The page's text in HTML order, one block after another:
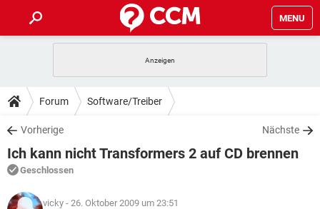
MENU
ANDROID IOS
WINDOWS 10
WHATSAPP TIKTOK
FACEBOOK
TIPPS & TRICKS
SPIELE
WINDOWS 10
WHATSAPP
DOWNLOADS
SPIELE STREAMING
ANDROID
WINDOWS 10 INSTAGRAM
FORUM
SPIELE
LEXIKON
Forum Software/Treiber
Vorherige Nächste
Ich kann nicht Transformers 2 auf CD brennen
Geschlossen
vicky - 26. Oktober 2009 um 23:51